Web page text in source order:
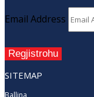
Email Address
Regjistrohu
SITEMAP